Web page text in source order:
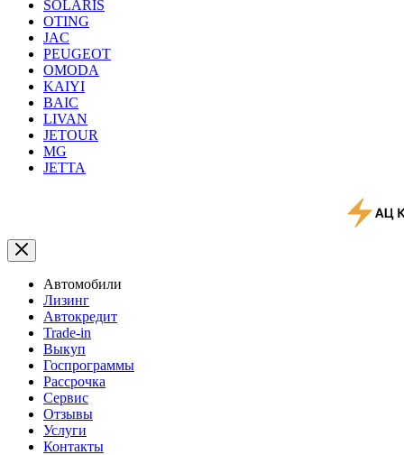
SOLARIS
OTING
JAC
PEUGEOT
OMODA
KAIYI
BAIC
LIVAN
JETOUR
MG
JETTA
Автомобили
Лизинг
Автокредит
Trade-in
Выкуп
Госпрограммы
Рассрочка
Сервис
Отзывы
Услуги
Контакты